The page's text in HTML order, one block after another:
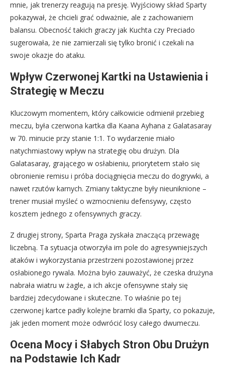
mnie, jak trenerzy reagują na presję. Wyjściowy skład Sparty
pokazywał, że chcieli grać odważnie, ale z zachowaniem
balansu. Obecność takich graczy jak Kuchta czy Preciado
sugerowała, że nie zamierzali się tylko bronić i czekali na
swoje okazje do ataku.
Wpływ Czerwonej Kartki na Ustawienia i
Strategię w Meczu
Kluczowym momentem, który całkowicie odmienił przebieg
meczu, była czerwona kartka dla Kaana Ayhana z Galatasaray
w 70. minucie przy stanie 1:1. To wydarzenie miało
natychmiastowy wpływ na strategię obu drużyn. Dla
Galatasaray, grającego w osłabieniu, priorytetem stało się
obronienie remisu i próba dociągnięcia meczu do dogrywki, a
nawet rzutów karnych. Zmiany taktyczne były nieuniknione –
trener musiał myśleć o wzmocnieniu defensywy, często
kosztem jednego z ofensywnych graczy.
Z drugiej strony, Sparta Praga zyskała znaczącą przewagę
liczebną. Ta sytuacja otworzyła im pole do agresywniejszych
ataków i wykorzystania przestrzeni pozostawionej przez
osłabionego rywala. Można było zauważyć, że czeska drużyna
nabrała wiatru w żagle, a ich akcje ofensywne stały się
bardziej zdecydowane i skuteczne. To właśnie po tej
czerwonej kartce padły kolejne bramki dla Sparty, co pokazuje,
jak jeden moment może odwrócić losy całego dwumeczu.
Ocena Mocy i Słabych Stron Obu Drużyn
na Podstawie Ich Kadr